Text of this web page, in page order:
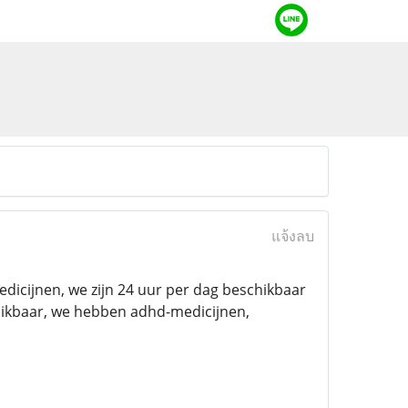
แจ้งลบ
we zijn 24 uur per dag beschikbaar
we hebben adhd-medicijnen,